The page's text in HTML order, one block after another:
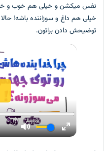
میکشن و خیلی هم خوب و
هم داغ و سوزاننده باشه! حالا
دادن براتون.